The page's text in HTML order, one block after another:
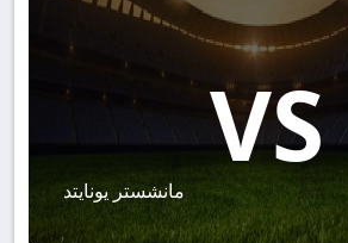
VS
مانشستر يونايتد